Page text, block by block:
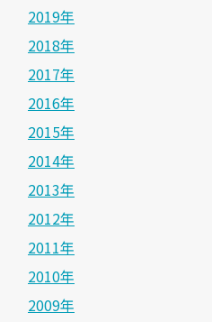
2019年
2018年
2017年
2016年
2015年
2014年
2013年
2012年
2011年
2010年
2009年